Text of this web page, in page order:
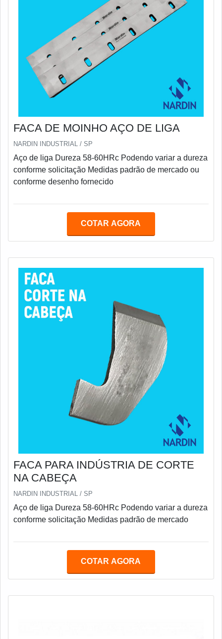
FACA DE MOINHO AÇO DE LIGA
NARDIN INDUSTRIAL / SP
Aço de liga Dureza 58-60HRc Podendo variar a dureza
conforme solicitação Medidas padrão de mercado ou
conforme desenho fornecido
COTAR AGORA
FACA PARA INDÚSTRIA DE CORTE
NA CABEÇA
NARDIN INDUSTRIAL / SP
Aço de liga Dureza 58-60HRc Podendo variar a dureza
conforme solicitação Medidas padrão de mercado
COTAR AGORA